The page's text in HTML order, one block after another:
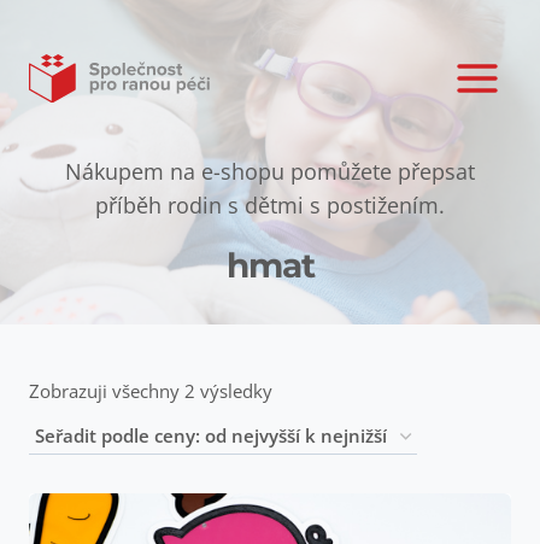
obsah
Nákupem na e-shopu pomůžete přepsat
příběh rodin s dětmi s postižením.
hmat
Zobrazuji všechny 2 výsledky